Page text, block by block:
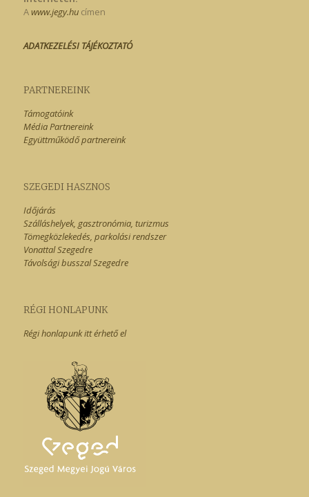
Awww.jegy.hucímen
ADATKEZELÉSI TÁJÉKOZTATÓ
PARTNEREINK
Támogatóink
Média Partnereink
Együttműködő partnereink
SZEGEDI HASZNOS
Időjárás
Szálláshelyek, gasztronómia, turizmus
Tömegközlekedés, parkolási rendszer
Vonattal Szegedre
Távolsági busszal Szegedre
RÉGI HONLAPUNK
Régi honlapunk itt érhető el